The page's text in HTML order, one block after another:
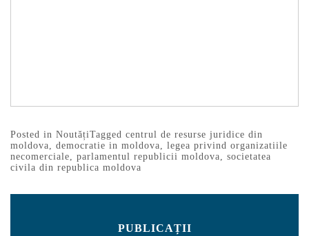
Posted in NoutățiTagged centrul de resurse juridice din
moldova, democratie in moldova, legea privind organizatiile
necomerciale, parlamentul republicii moldova, societatea
civila din republica moldova
PUBLICAȚII